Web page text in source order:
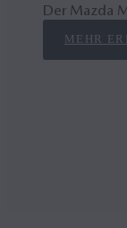
Der Mazda
MEHR